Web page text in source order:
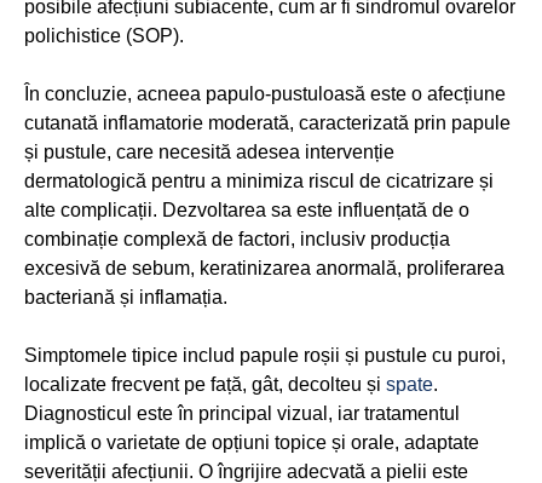
posibile afecțiuni subiacente, cum ar fi sindromul ovarelor
polichistice (SOP).
În concluzie, acneea papulo-pustuloasă este o afecțiune
cutanată inflamatorie moderată, caracterizată prin papule
și pustule, care necesită adesea intervenție
dermatologică pentru a minimiza riscul de cicatrizare și
alte complicații. Dezvoltarea sa este influențată de o
combinație complexă de factori, inclusiv producția
excesivă de sebum, keratinizarea anormală, proliferarea
bacteriană și inflamația.
Simptomele tipice includ papule roșii și pustule cu puroi,
localizate frecvent pe față, gât, decolteu și spate.
Diagnosticul este în principal vizual, iar tratamentul
implică o varietate de opțiuni topice și orale, adaptate
severității afecțiunii. O îngrijire adecvată a pielii este